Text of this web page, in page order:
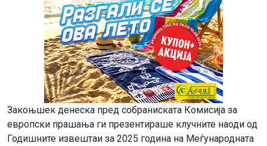
Закоњшек денеска пред собраниската Комисија за
европски прашања ги презентираше клучните наоди од
Годишните извештаи за 2025 година на Меѓународната